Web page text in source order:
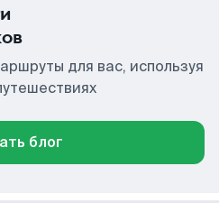
для вас, используя
блог